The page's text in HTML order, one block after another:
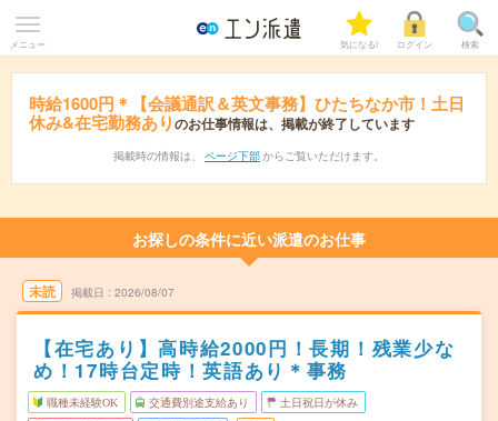
メニュー 気になる! ログイン 検索
時給1600円＊【会議通訳＆英文事務】ひたちなか市！土日
休み&在宅勤務ありのお仕事情報は、掲載が終了しています
掲載時の情報は、 ページ下部 からご覧いただけます。
お探しの条件に近い派遣のお仕事
未読 掲載日 2026/08/07
【在宅あり】高時給2000円！長期！残業少な
め！17時台定時！英語あり＊事務
職種未経験OK 交通費別途支給あり 土日祝日が休み